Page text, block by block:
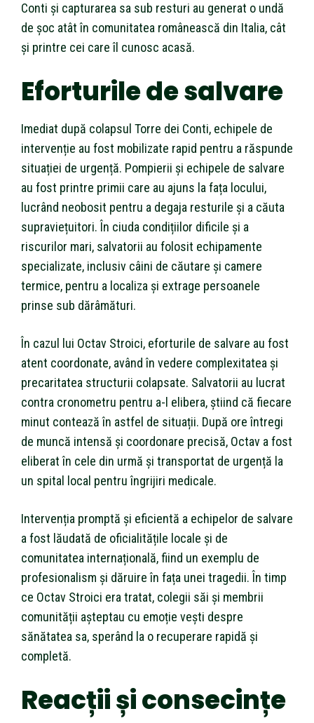
Conti și capturarea sa sub resturi au generat o undă
de șoc atât în comunitatea românească din Italia, cât
și printre cei care îl cunosc acasă.
Eforturile de salvare
Imediat după colapsul Torre dei Conti, echipele de
intervenție au fost mobilizate rapid pentru a răspunde
situației de urgență. Pompierii și echipele de salvare
au fost printre primii care au ajuns la fața locului,
lucrând neobosit pentru a degaja resturile și a căuta
supraviețuitori. În ciuda condițiilor dificile și a
riscurilor mari, salvatorii au folosit echipamente
specializate, inclusiv câini de căutare și camere
termice, pentru a localiza și extrage persoanele
prinse sub dărâmături.
În cazul lui Octav Stroici, eforturile de salvare au fost
atent coordonate, având în vedere complexitatea și
precaritatea structurii colapsate. Salvatorii au lucrat
contra cronometru pentru a-l elibera, știind că fiecare
minut contează în astfel de situații. După ore întregi
de muncă intensă și coordonare precisă, Octav a fost
eliberat în cele din urmă și transportat de urgență la
un spital local pentru îngrijiri medicale.
Intervenția promptă și eficientă a echipelor de salvare
a fost lăudată de oficialitățile locale și de
comunitatea internațională, fiind un exemplu de
profesionalism și dăruire în fața unei tragedii. În timp
ce Octav Stroici era tratat, colegii săi și membrii
comunității așteptau cu emoție vești despre
sănătatea sa, sperând la o recuperare rapidă și
completă.
Reacții și consecințe